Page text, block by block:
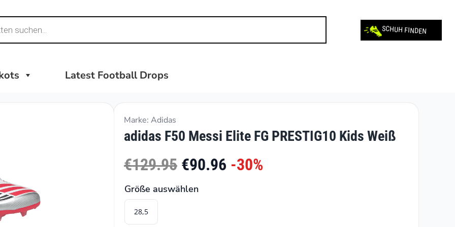
SCHUH FINDEN
Latest Football Drops
Marke: Adidas
adidas F50 Messi Elite FG PRESTIG10 Kids Weiß
€129.95 €90.96 -30%
Größe auswählen
28,5